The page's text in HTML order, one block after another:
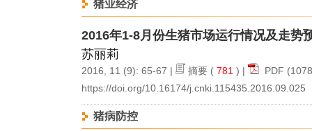
猪业经济
2016年1-8月份生猪市场运行情况及走势
苏丽莉
2016, 11 (9): 65-67 | 摘要 ( 781 ) | PDF
https://doi.org/10.16174/j.cnki.115435.2016.09.025
猪病防控